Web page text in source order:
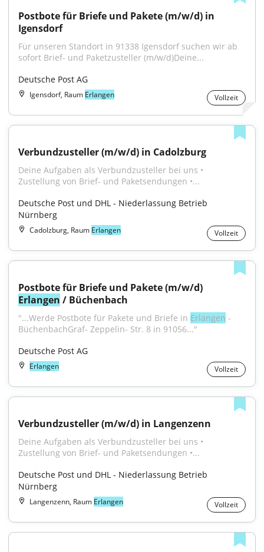
Postbote für Briefe und Pakete (m/w/d) in
Igensdorf
Für unseren Standort in 91338 Igensdorf suchen wir ab
sofort Brief- und Paketzusteller (m/w/d)Deine...
Deutsche Post AG
Igensdorf, Raum Erlangen Vollzeit
Verbundzusteller (m/w/d) in Cadolzburg
Deine Aufgaben als Verbundzusteller bei uns •
Zustellung von Brief- und Paketsendungen •...
Deutsche Post und DHL - Niederlassung Betrieb
Nürnberg
Cadolzburg, Raum Erlangen Vollzeit
Erlangen / Büchenbach
"...Werde Postbote für Pakete und Briefe in Erlangen -
BüchenbachGraf- Zeppelin- Str. 8 in 91056..."
Deutsche Post AG
Erlangen Vollzeit
Verbundzusteller (m/w/d) in Langenzenn
Deine Aufgaben als Verbundzusteller bei uns •
Zustellung von Brief- und Paketsendungen •...
Deutsche Post und DHL - Niederlassung Betrieb
Nürnberg
Langenzenn, Raum Erlangen Vollzeit